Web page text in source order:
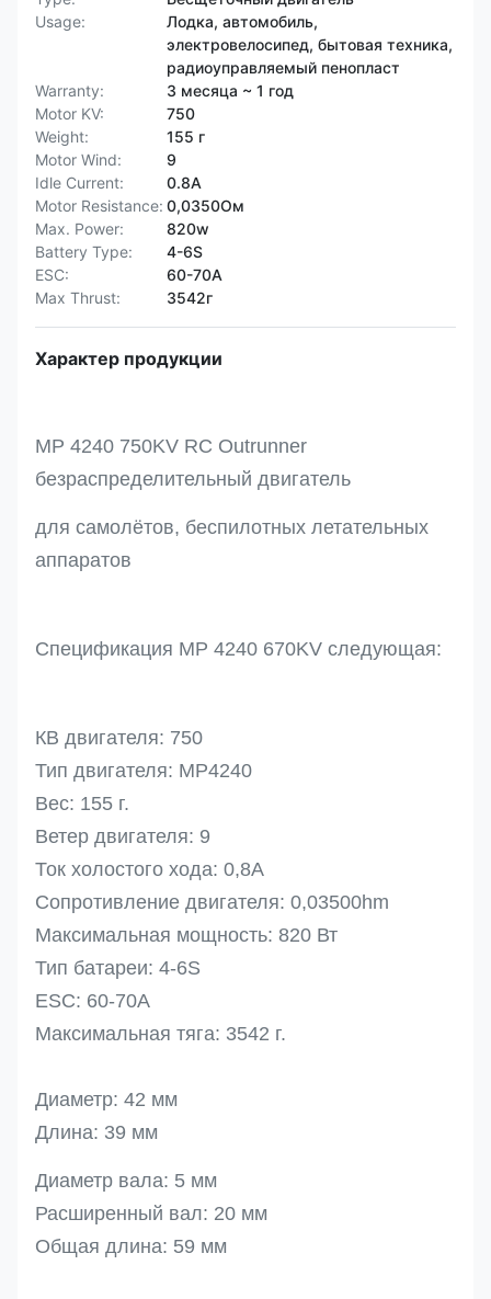
Usage:
Лодка, автомобиль,
электровелосипед, бытовая техника,
радиоуправляемый пенопласт
Warranty:
3 месяца ~ 1 год
Motor KV:
750
Weight:
155 г
Motor Wind:
9
Idle Current:
0.8A
Motor Resistance: 0,0350Ом
Max. Power:
820w
Battery Type:
4-6S
ESC:
60-70А
Max Thrust:
3542г
Характер продукции
MP 4240 750KV RC Outrunner
безраспределительный двигатель
для самолётов, беспилотных летательных
аппаратов
Спецификация MP 4240 670KV следующая:
КВ двигателя: 750
Тип двигателя: MP4240
Вес: 155 г.
Ветер двигателя: 9
Ток холостого хода: 0,8A
Сопротивление двигателя: 0,03500hm
Максимальная мощность: 820 Вт
Тип батареи: 4-6S
ESC: 60-70A
Максимальная тяга: 3542 г.
Диаметр: 42 мм
Длина: 39 мм
Диаметр вала: 5 мм
Расширенный вал: 20 мм
Общая длина: 59 мм